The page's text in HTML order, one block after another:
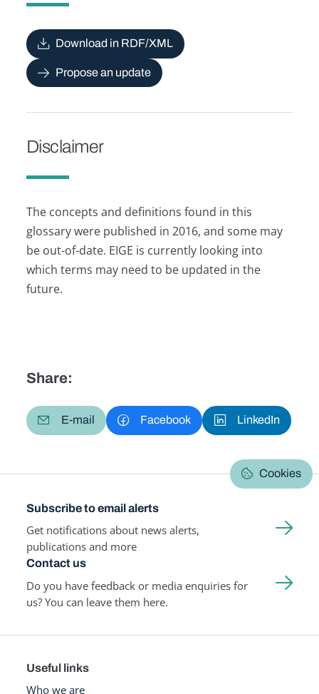
Download in RDF/XML
Propose an update
Disclaimer
The concepts and definitions found in this
glossary were published in 2016, and some may
be out-of-date. EIGE is currently looking into
which terms may need to be updated in the
future.
Share:
E-mail Facebook LinkedIn
Cookies
Subscribe to email alerts
Get notifications about news alerts,
publications and more
Contact us
Do you have feedback or media enquiries for
us? You can leave them here.
Useful links
Who we are